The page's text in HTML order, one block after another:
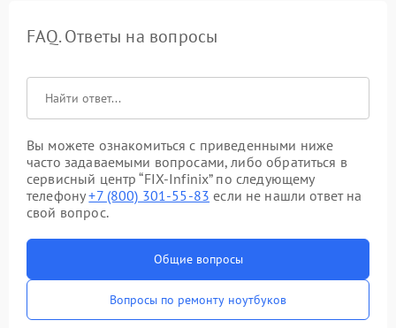
FAQ. Ответы на вопросы
Вы можете ознакомиться с приведенными ниже
часто задаваемыми вопросами, либо обратиться в
сервисный центр “FIX-Infinix” по следующему
телефону+7 (800) 301-55-83 если не нашли ответ на
свой вопрос.
Общие вопросы
Вопросы по ремонту ноутбуков